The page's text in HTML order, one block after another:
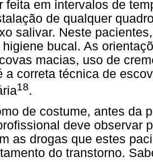
feita em intervalos de
de qualquer
salivar. Neste
higiene bucal. As
macias, uso de
a correta técnica de
18.
de costume, antes da
deve observar
as drogas que estes
do transtorno.